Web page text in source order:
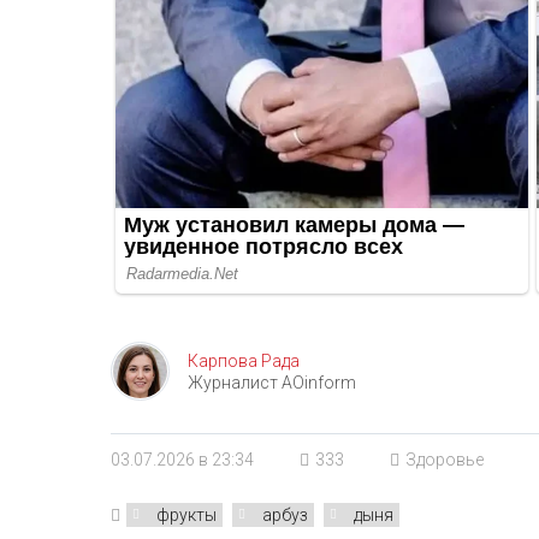
Карпова Рада
Журналист AOinform
03.07.2026 в 23:34 333 Здоровье
фрукты арбуз дыня